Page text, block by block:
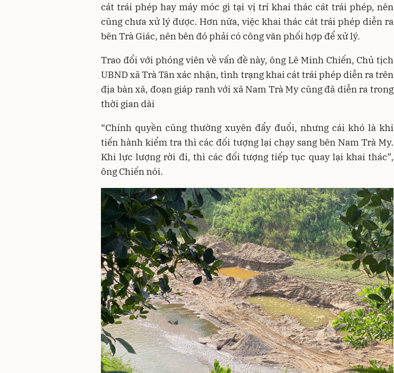
cát trái phép hay máy móc gì tại vị trí khai thác cát trái phép, nên
cũng chưa xử lý được. Hơn nữa, việc khai thác cát trái phép diễn ra
bên Trà Giác, nên bên đó phải có công văn phối hợp để xử lý.
Trao đổi với phóng viên về vấn đề này, ông Lê Minh Chiến, Chủ tịch
UBND xã Trà Tân xác nhận, tình trạng khai cát trái phép diễn ra trên
địa bàn xã, đoạn giáp ranh với xã Nam Trà My cũng đã diễn ra trong
thời gian dài
“Chính quyền cũng thường xuyên đẩy đuổi, nhưng cái khó là khi
tiến hành kiểm tra thì các đối tượng lại chạy sang bên Nam Trà My.
Khi lực lượng rời đi, thì các đối tượng tiếp tục quay lại khai thác”,
ông Chiến nói.